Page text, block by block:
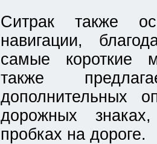
Ситрак также
навигации,
самые короткие
также
дополнительных
дорожных
пробках на дороге.